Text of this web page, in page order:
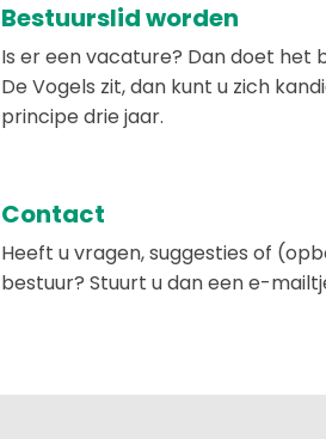
Bestuurslid worden
Is er een vacature? Dan doet het
De Vogels zit, dan kunt u zich
principe drie jaar.
Contact
Heeft u vragen, suggesties of
bestuur? Stuurt u dan een e-